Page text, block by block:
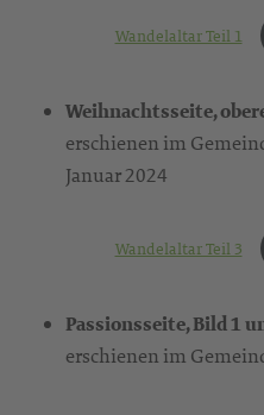
Wandelaltar Teil 1
Weihnachtsseite,
erschienen im
Januar 2024
Wandelaltar Teil 3
Passionsseite, Bild 1
erschienen im